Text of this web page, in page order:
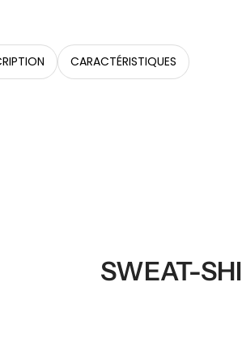
CARACTÉRISTIQUES
SWEAT-